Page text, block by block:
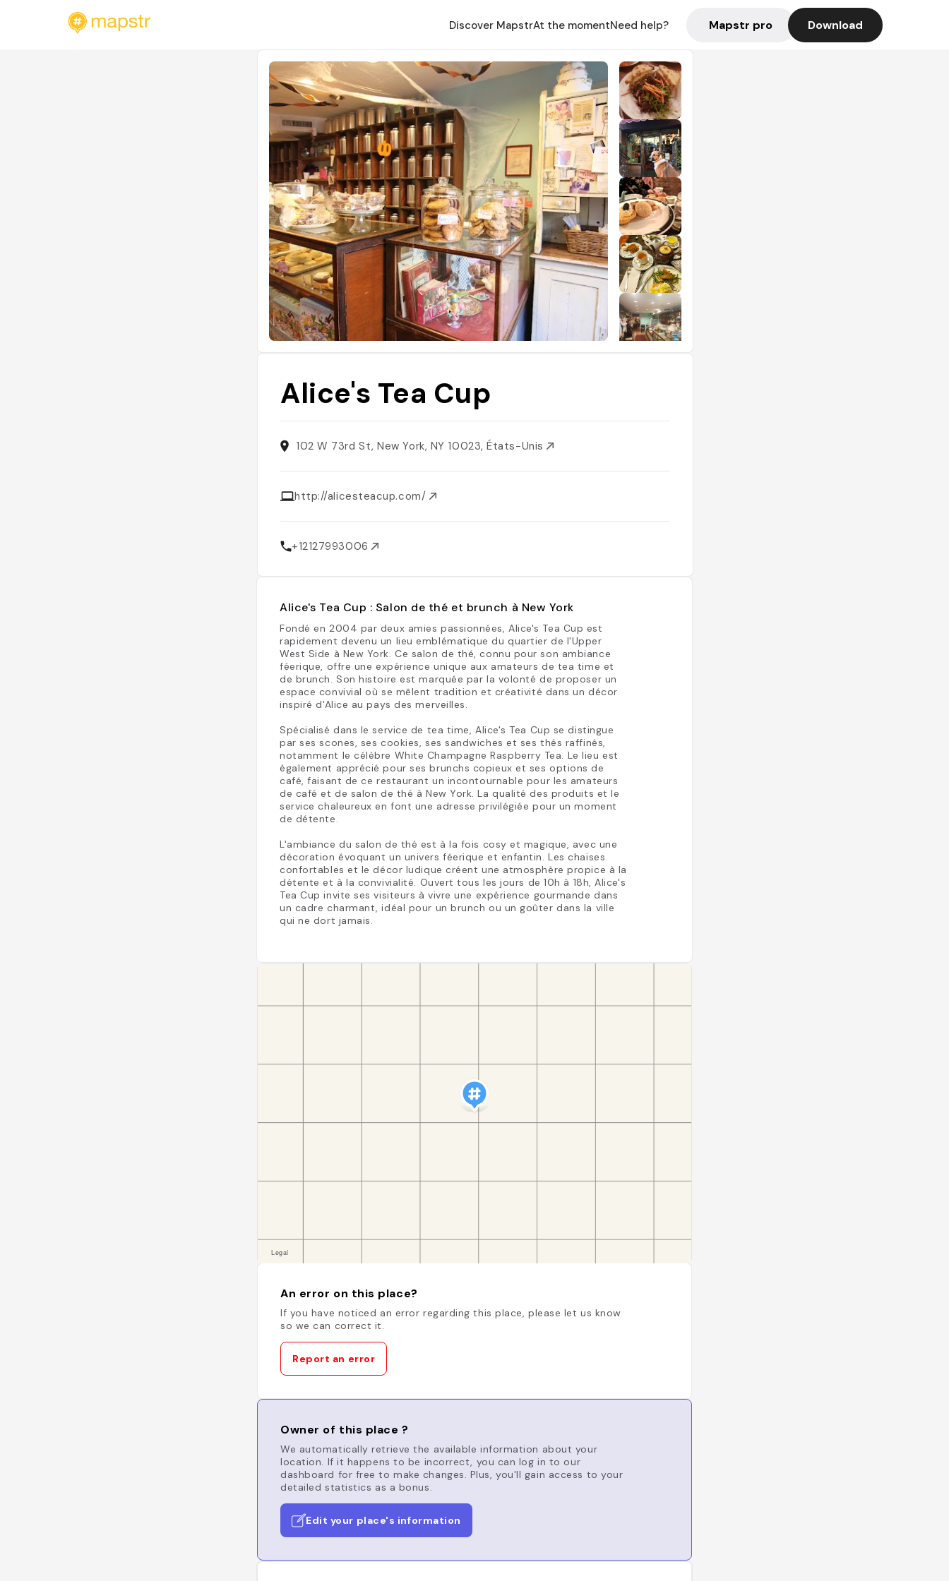
Discover MapstrAt the momentNeed help? Mapstr pro Download
Alice's Tea Cup
102 W 73rd St, New York, NY 10023, États-Unis
http://alicesteacup.com/
+12127993006
Alice's Tea Cup : Salon de thé et brunch à New York
Fondé en 2004 par deux amies passionnées, Alice's Tea Cup est
rapidement devenu un lieu emblématique du quartier de l'Upper
West Side à New York. Ce salon de thé, connu pour son ambiance
féerique, offre une expérience unique aux amateurs de tea time et
de brunch. Son histoire est marquée par la volonté de proposer un
espace convivial où se mêlent tradition et créativité dans un décor
inspiré d'Alice au pays des merveilles.
Spécialisé dans le service de tea time, Alice's Tea Cup se distingue
par ses scones, ses cookies, ses sandwiches et ses thés raffinés,
notamment le célèbre White Champagne Raspberry Tea. Le lieu est
également apprécié pour ses brunchs copieux et ses options de
café, faisant de ce restaurant un incontournable pour les amateurs
de café et de salon de thé à New York. La qualité des produits et le
service chaleureux en font une adresse privilégiée pour un moment
de détente.
L'ambiance du salon de thé est à la fois cosy et magique, avec une
décoration évoquant un univers féerique et enfantin. Les chaises
confortables et le décor ludique créent une atmosphère propice à la
détente et à la convivialité. Ouvert tous les jours de 10h à 18h, Alice's
Tea Cup invite ses visiteurs à vivre une expérience gourmande dans
un cadre charmant, idéal pour un brunch ou un goûter dans la ville
qui ne dort jamais.
An error on this place?
If you have noticed an error regarding this place, please let us know
so we can correct it.
Report an error
Owner of this place ?
We automatically retrieve the available information about your
location. If it happens to be incorrect, you can log in to our
dashboard for free to make changes. Plus, you'll gain access to your
detailed statistics as a bonus.
Edit your place's information